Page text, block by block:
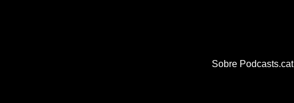
Sobre Podcasts.cat